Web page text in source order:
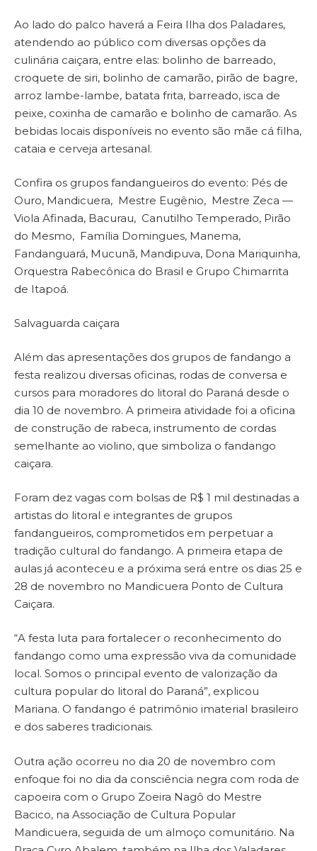
Ao lado do palco haverá a Feira Ilha dos Paladares,
atendendo ao público com diversas opções da
culinária caiçara, entre elas: bolinho de barreado,
croquete de siri, bolinho de camarão, pirão de bagre,
arroz lambe-lambe, batata frita, barreado, isca de
peixe, coxinha de camarão e bolinho de camarão. As
bebidas locais disponíveis no evento são mãe cá filha,
cataia e cerveja artesanal.
Confira os grupos fandangueiros do evento: Pés de
Ouro, Mandicuera, Mestre Eugênio, Mestre Zeca —
Viola Afinada, Bacurau, Canutilho Temperado, Pirão
do Mesmo, Família Domingues, Manema,
Fandanguará, Mucunã, Mandipuva, Dona Mariquinha,
Orquestra Rabecônica do Brasil e Grupo Chimarrita
de Itapoá.
Salvaguarda caiçara
Além das apresentações dos grupos de fandango a
festa realizou diversas oficinas, rodas de conversa e
cursos para moradores do litoral do Paraná desde o
dia 10 de novembro. A primeira atividade foi a oficina
de construção de rabeca, instrumento de cordas
semelhante ao violino, que simboliza o fandango
caiçara.
Foram dez vagas com bolsas de R$ 1 mil destinadas a
artistas do litoral e integrantes de grupos
fandangueiros, comprometidos em perpetuar a
tradição cultural do fandango. A primeira etapa de
aulas já aconteceu e a próxima será entre os dias 25 e
28 de novembro no Mandicuera Ponto de Cultura
Caiçara.
“A festa luta para fortalecer o reconhecimento do
fandango como uma expressão viva da comunidade
local. Somos o principal evento de valorização da
cultura popular do litoral do Paraná”, explicou
Mariana. O fandango é patrimônio imaterial brasileiro
e dos saberes tradicionais.
Outra ação ocorreu no dia 20 de novembro com
enfoque foi no dia da consciência negra com roda de
capoeira com o Grupo Zoeira Nagô do Mestre
Bacico, na Associação de Cultura Popular
Mandicuera, seguida de um almoço comunitário. Na